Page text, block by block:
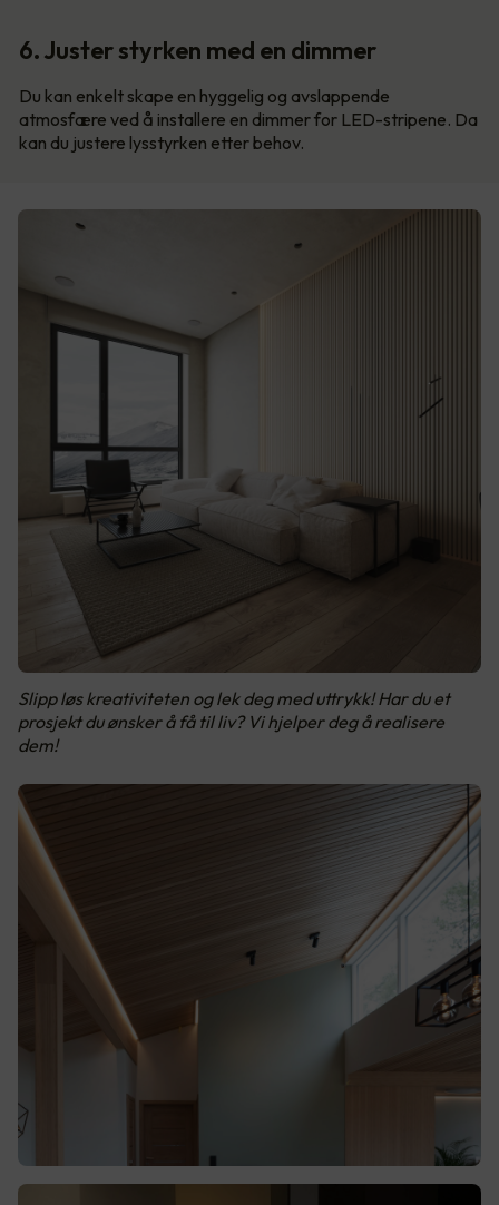
6. Juster styrken med en dimmer
Du kan enkelt skape en hyggelig og avslappende
atmosfære ved å installere en dimmer for LED-stripene. Da
kan du justere lysstyrken etter behov.
Slipp løs kreativiteten og lek deg med uttrykk! Har du et
prosjekt du ønsker å få til liv? Vi hjelper deg å realisere
dem!